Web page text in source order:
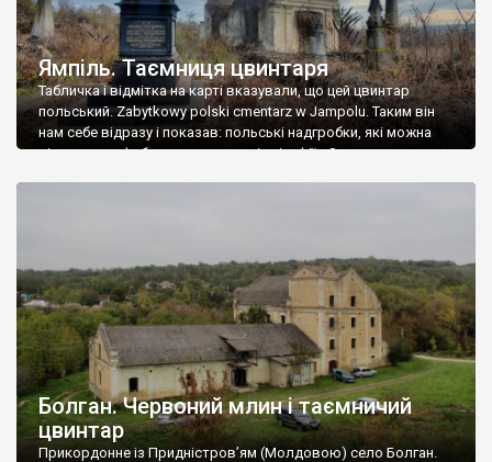
Ямпіль. Таємниця цвинтаря
Табличка і відмітка на карті вказували, що цей цвинтар
польський. Zabytkowy polski cmentarz w Jampolu. Таким він
нам себе відразу і показав: польські надгробки, які можна
віднести до фабричних, польські епітафії… Загалом цвинтар
Болган. Червоний млин і таємничий
цвинтар
Прикордонне із Придністров’ям (Молдовою) село Болган.